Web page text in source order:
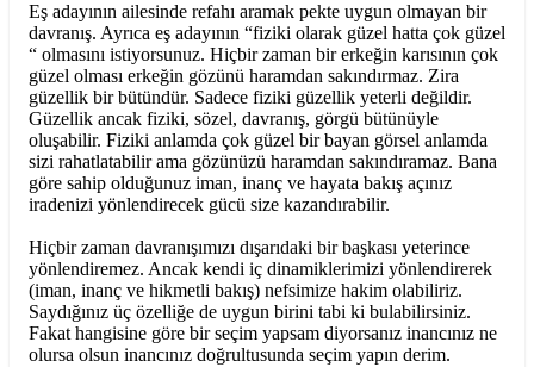
Eş adayının ailesinde refahı aramak pekte uygun olmayan bir
davranış. Ayrıca eş adayının “fiziki olarak güzel hatta çok güzel
“ olmasını istiyorsunuz. Hiçbir zaman bir erkeğin karısının çok
güzel olması erkeğin gözünü haramdan sakındırmaz. Zira
güzellik bir bütündür. Sadece fiziki güzellik yeterli değildir.
Güzellik ancak fiziki, sözel, davranış, görgü bütünüyle
oluşabilir. Fiziki anlamda çok güzel bir bayan görsel anlamda
sizi rahatlatabilir ama gözünüzü haramdan sakındıramaz. Bana
göre sahip olduğunuz iman, inanç ve hayata bakış açınız
iradenizi yönlendirecek gücü size kazandırabilir.
Hiçbir zaman davranışımızı dışarıdaki bir başkası yeterince
yönlendiremez. Ancak kendi iç dinamiklerimizi yönlendirerek
(iman, inanç ve hikmetli bakış) nefsimize hakim olabiliriz.
Saydığınız üç özelliğe de uygun birini tabi ki bulabilirsiniz.
Fakat hangisine göre bir seçim yapsam diyorsanız inancınız ne
olursa olsun inancınız doğrultusunda seçim yapın derim.